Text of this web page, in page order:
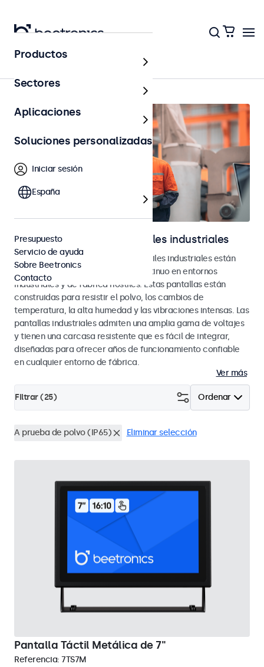
Página principal
Monitores y pantallas táctiles industriales
Nuestros monitores y pantallas táctiles industriales están
diseñados para un rendimiento continuo en entornos
industriales y de fábrica hostiles. Estas pantallas están
construidas para resistir el polvo, los cambios de
temperatura, la alta humedad y las vibraciones intensas. Las
pantallas industriales admiten una amplia gama de voltajes
y tienen una carcasa resistente que es fácil de integrar,
diseñadas para ofrecer años de funcionamiento confiable
en cualquier entorno de fábrica.
Ver más
Ordenar
Filtrar (25)
A prueba de polvo (IP65) Eliminar selección
Pantalla Táctil Metálica de 7"
Referencia: 7TS7M
Productos
Sectores
Aplicaciones
Soluciones personalizadas
Iniciar sesión
España
Presupuesto
Servicio de ayuda
Sobre Beetronics
Contacto